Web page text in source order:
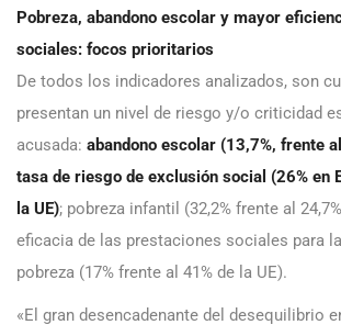
Pobreza, abandono escolar y mayor
sociales: focos prioritarios
De todos los indicadores analizados, son
presentan un nivel de riesgo y/o criticidad
acusada: abandono escolar (13,7%, frente
tasa de riesgo de exclusión social (26% en
la UE); pobreza infantil (32,2% frente al
eficacia de las prestaciones sociales para
pobreza (17% frente al 41% de la UE).
«El gran desencadenante del desequilibrio